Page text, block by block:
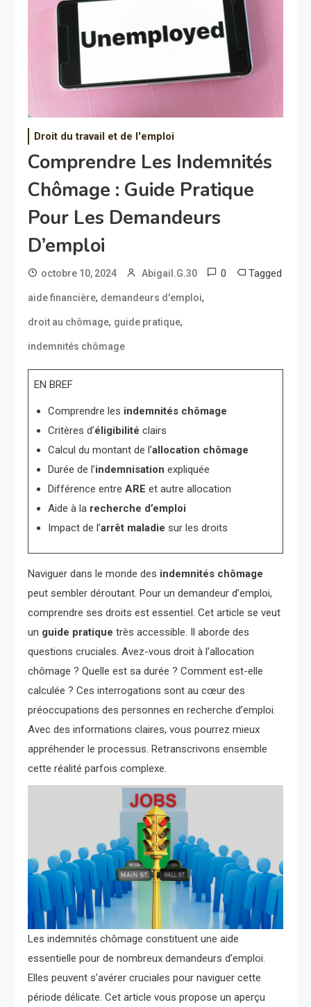
Droit du travail et de l'emploi
Comprendre Les Indemnités
Chômage : Guide Pratique
Pour Les Demandeurs
D’emploi
octobre 10, 2024 Abigail.G.30 0 Tagged
aide financière, demandeurs d'emploi,
droit au chômage, guide pratique,
indemnités chômage
EN BREF
Comprendre les indemnités chômage
Critères d’éligibilité clairs
Calcul du montant de l’allocation chômage
Durée de l’indemnisation expliquée
Différence entre ARE et autre allocation
Aide à la recherche d’emploi
Impact de l’arrêt maladie sur les droits
Naviguer dans le monde des indemnités chômage
peut sembler déroutant. Pour un demandeur d’emploi,
comprendre ses droits est essentiel. Cet article se veut
un guide pratique très accessible. Il aborde des
questions cruciales. Avez-vous droit à l’allocation
chômage ? Quelle est sa durée ? Comment est-elle
calculée ? Ces interrogations sont au cœur des
préoccupations des personnes en recherche d’emploi.
Avec des informations claires, vous pourrez mieux
appréhender le processus. Retranscrivons ensemble
cette réalité parfois complexe.
Les indemnités chômage constituent une aide
essentielle pour de nombreux demandeurs d’emploi.
Elles peuvent s’avérer cruciales pour naviguer cette
période délicate. Cet article vous propose un aperçu